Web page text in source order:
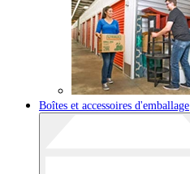
Boîtes et accessoires d'emballage